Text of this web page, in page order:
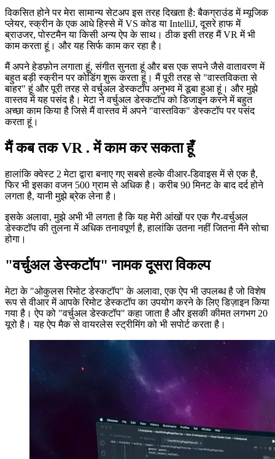
यह सब परीक्षण के लिए रखना
प्लेयर, स्क्रीन के एक आधे हिस्से में VS कोड या IntelliJ, दूसरे हाफ में
ब्राउजर, पोस्टमैन या किसी अन्य ऐप के साथ। ठीक इसी तरह मैं VR में भी
काम करता हूं। और यह सिर्फ काम कर रहा है।
मैं अपने हेडफ़ोन लगाता हूं, संगीत सुनता हूं और बस एक सपने जैसे वातावरण में
बहुत बड़ी स्क्रीन पर कोडिंग शुरू करता हूं। मैं पूरी तरह से "वास्तविकता से
वास्तव में यह पसंद है। मेटा ने वर्चुअल डेस्कटॉप को डिजाइन करने में बहुत
अच्छा काम किया है जिसे मैं वास्तव में अपने "वास्तविक" डेस्कटॉप पर पसंद
मैं कब तक VR . में काम कर सकता हूँ
हालांकि क्वेस्ट 2 मेटा द्वारा बनाए गए सबसे हल्के वीआर-डिवाइस में से एक है,
फिर भी इसका वजन 500 ग्राम से अधिक है। करीब 90 मिनट के बाद दर्द होने
लगता है, यानी मुझे ब्रेक लेना है।
इसके अलावा, मुझे अभी भी लगता है कि यह मेरी आंखों पर एक गैर-वर्चुअल
डेस्कटॉप की तुलना में अधिक तनावपूर्ण है, हालांकि उतना नहीं जितना मैंने सोचा
होगा।
"वर्चुअल डेस्कटॉप" नामक दूसरा विकल्प
रूप से वीआर में आपके रिमोट डेस्कटॉप का उपयोग करने के लिए डिज़ाइन किया
गया है। ऐप को "वर्चुअल डेस्कटॉप" कहा जाता है और इसकी कीमत लगभग 20
यूरो है। यह ऐप मैक से वायरलेस स्ट्रीमिंग को भी सपोर्ट करता है।